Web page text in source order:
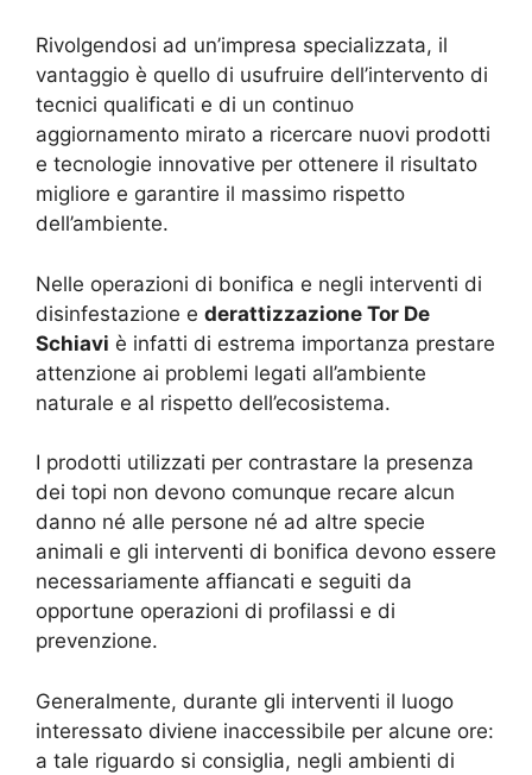
Rivolgendosi ad un’impresa specializzata, il
vantaggio è quello di usufruire dell’intervento di
tecnici qualificati e di un continuo
aggiornamento mirato a ricercare nuovi prodotti
e tecnologie innovative per ottenere il risultato
migliore e garantire il massimo rispetto
dell’ambiente.
Nelle operazioni di bonifica e negli interventi di
disinfestazione e derattizzazione Tor De
Schiavi è infatti di estrema importanza prestare
attenzione ai problemi legati all’ambiente
naturale e al rispetto dell’ecosistema.
I prodotti utilizzati per contrastare la presenza
dei topi non devono comunque recare alcun
danno né alle persone né ad altre specie
animali e gli interventi di bonifica devono essere
necessariamente affiancati e seguiti da
opportune operazioni di profilassi e di
prevenzione.
Generalmente, durante gli interventi il luogo
interessato diviene inaccessibile per alcune ore:
a tale riguardo si consiglia, negli ambienti di